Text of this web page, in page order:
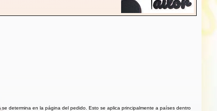
determina en la página del pedido. Esto se aplica principalmente a países dentro